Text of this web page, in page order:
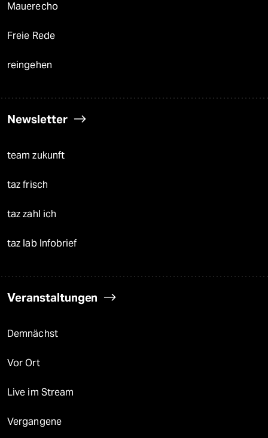
Mauerecho
Freie Rede
reingehen
Newsletter
team zukunft
taz frisch
taz zahl ich
taz lab Infobrief
Veranstaltungen
Demnächst
Vor Ort
Live im Stream
Vergangene